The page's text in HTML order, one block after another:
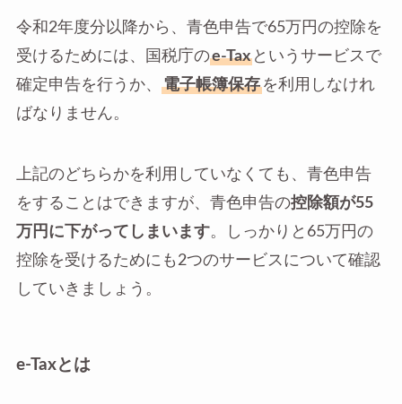
令和2年度分以降から、青色申告で65万円の控除を
受けるためには、国税庁のe-Taxというサービスで
確定申告を行うか、
電子帳簿保存を利用しなけれ
ばなりません。
上記のどちらかを利用していなくても、青色申告
をすることはできますが、青色申告の控除額が55
万円に下がってしまいます。しっかりと65万円の
控除を受けるためにも2つのサービスについて確認
していきましょう。
e-Taxとは